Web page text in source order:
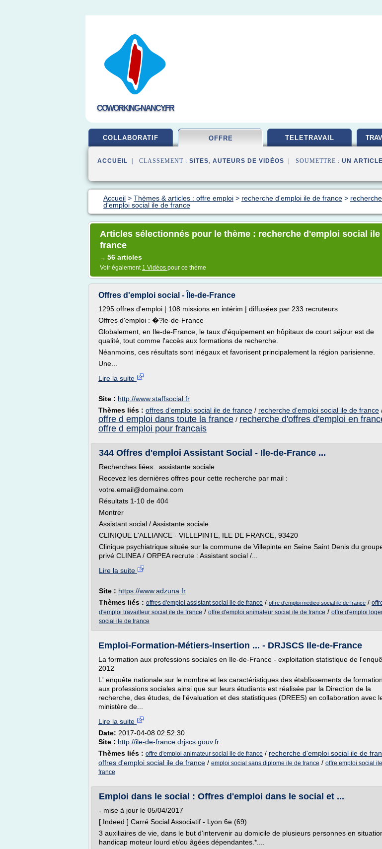
COWORKING-NANCY.FR
COLLABORATIF OFFRE TELETRAVAIL
ACCUEIL | CLASSEMENT : SITES, AUTEURS DE VIDÉOS | SOUMETTRE : UN ARTICLE
Accueil > Thèmes & articles : offre emploi > recherche d'emploi ile de france > recherche
d'emploi social ile de france
Articles sélectionnés pour le thème : recherche d'emploi social ile
france
→ 56 articles
Voir également 1 Vidéos pour ce thème
Offres d'emploi social - Île-de-France
1295 offres d'emploi | 108 missions en intérim | diffusées par 233 recruteurs
Offres d'emploi : �?le-de-France
Globalement, en Ile-de-France, le taux d'équipement en hôpitaux de court séjour est de
qualité, tout comme l'accès aux formations de recherche.
Néanmoins, ces résultats sont inégaux et favorisent principalement la région parisienne.
Une...
Lire la suite
Site : http://www.staffsocial.fr
Thèmes liés : offres d'emploi social ile de france / recherche d'emploi social ile de france
offre d emploi dans toute la france / recherche d'offres d'emploi en
offre d emploi pour francais
344 Offres d'emploi Assistant Social - Ile-de-France ...
Recherches liées: assistante sociale
Recevez les dernières offres pour cette recherche par mail :
votre.email@domaine.com
Résultats 1-10 de 404
Montrer
Assistant social / Assistante sociale
CLINIQUE L'ALLIANCE - VILLEPINTE, ILE DE FRANCE, 93420
Clinique psychiatrique située sur la commune de Villepinte en Seine Saint Denis du
privé CLINEA / ORPEA recrute : Assistant social /...
Lire la suite
Site : https://www.adzuna.fr
Thèmes liés : offres d'emploi assistant social ile de france / offre d'emploi medico social ile de france /
d'emploi travailleur social ile de france / offre d'emploi animateur social ile de france / offre d'emploi
social ile de france
Emploi-Formation-Métiers-Insertion ... - DRJSCS Ile-de-France
La formation aux professions sociales en Ile-de-France - exploitation statistique de
2012
L' enquête nationale sur le nombre et les caractéristiques des établissements de formation
aux professions sociales ainsi que sur leurs étudiants est réalisée par la Direction de la
recherche, des études, de l'évaluation et des statistiques (DREES) en collaboration avec
ministère de...
Lire la suite
Date: 2017-04-08 02:52:30
Site : http://ile-de-france.drjscs.gouv.fr
Thèmes liés : offre d'emploi animateur social ile de france / recherche d'emploi social ile de
offres d'emploi social ile de france / emploi social sans diplome ile de france / offre emploi social
france
Emploi dans le social : Offres d'emploi dans le social et ...
- mise à jour le 05/04/2017
[ Indeed ] Carré Social Associatif - Lyon 6e (69)
3 auxiliaires de vie, dans le but d'intervenir au domicile de plusieurs personnes en
handicap moteur lourd et/ou âgées dépendantes.*....